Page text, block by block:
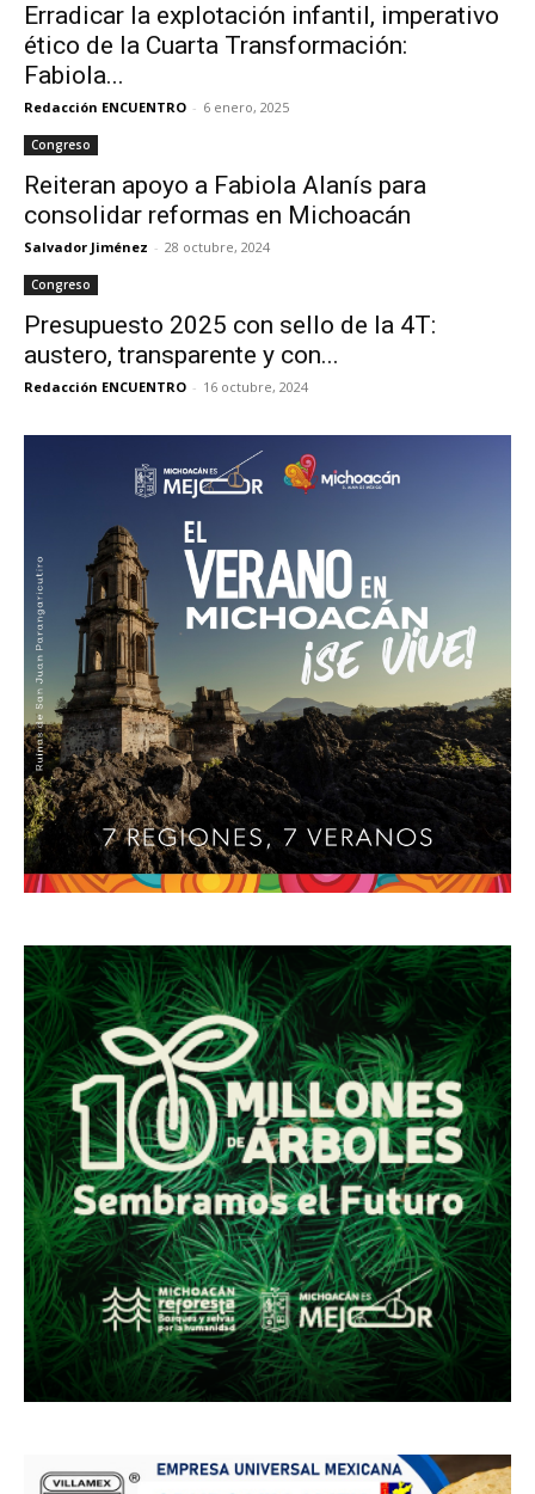
Erradicar la explotación infantil, imperativo
ético de la Cuarta Transformación:
Fabiola...
Redacción ENCUENTRO - 6 enero, 2025
Congreso
Reiteran apoyo a Fabiola Alanís para
consolidar reformas en Michoacán
Salvador Jiménez - 28 octubre, 2024
Congreso
Presupuesto 2025 con sello de la 4T:
austero, transparente y con...
Redacción ENCUENTRO - 16 octubre, 2024